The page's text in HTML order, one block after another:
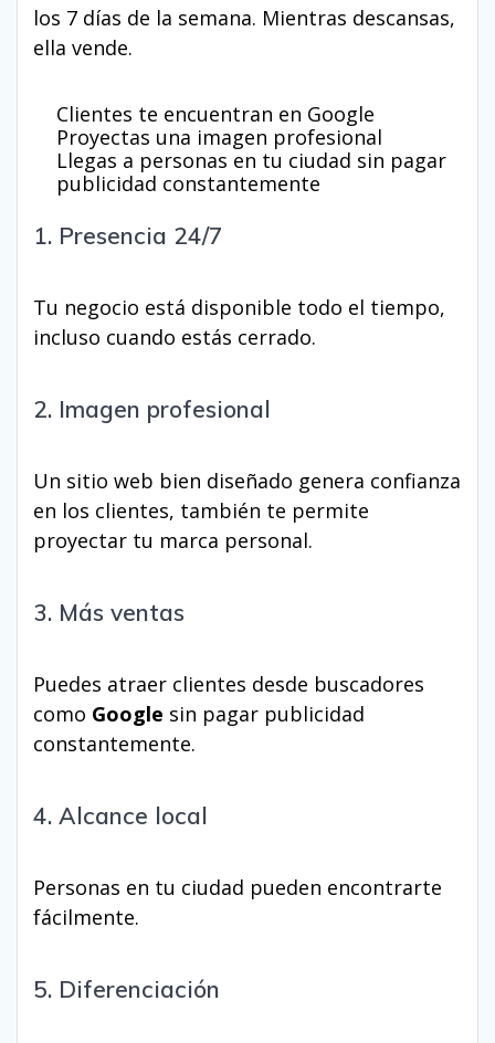
los 7 días de la semana. Mientras descansas,
ella vende.
Clientes te encuentran en Google
Proyectas una imagen profesional
Llegas a personas en tu ciudad sin pagar
publicidad constantemente
1. Presencia 24/7
Tu negocio está disponible todo el tiempo,
incluso cuando estás cerrado.
2. Imagen profesional
Un sitio web bien diseñado genera confianza
en los clientes, también te permite
proyectar tu marca personal.
3. Más ventas
Puedes atraer clientes desde buscadores
como Google sin pagar publicidad
constantemente.
4. Alcance local
Personas en tu ciudad pueden encontrarte
fácilmente.
5. Diferenciación